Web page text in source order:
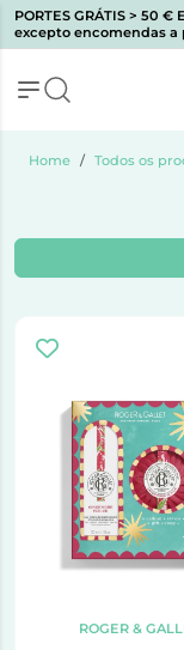
PORTES GRÁTIS > 50 €
excepto encomendas
Home Todos os
ROGER &